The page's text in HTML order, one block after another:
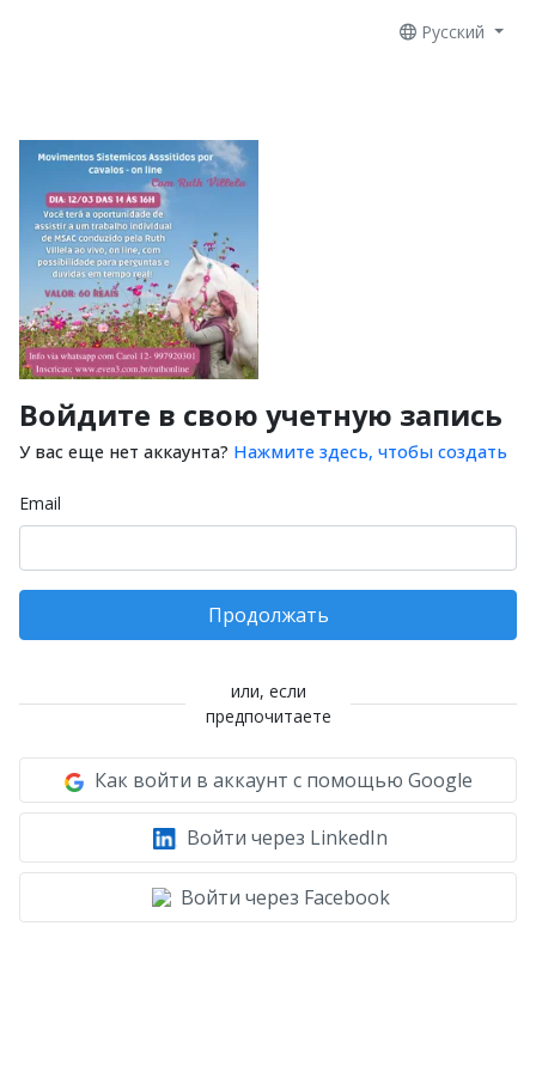
Русский
Войдите в свою учетную запись
У вас еще нет аккаунта? Нажмите здесь, чтобы создать
Email
Продолжать
или, если
предпочитаете
Как войти в аккаунт с помощью Google
Войти через LinkedIn
Войти через Facebook